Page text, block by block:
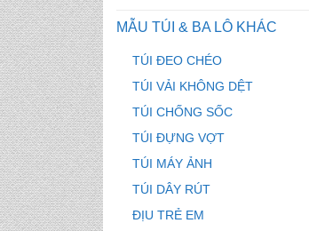
MẪU TÚI & BA LÔ KHÁC
TÚI ĐEO CHÉO
TÚI VẢI KHÔNG DỆT
TÚI CHỐNG SỐC
TÚI ĐỰNG VỢT
TÚI MÁY ẢNH
TÚI DÂY RÚT
ĐỊU TRẺ EM